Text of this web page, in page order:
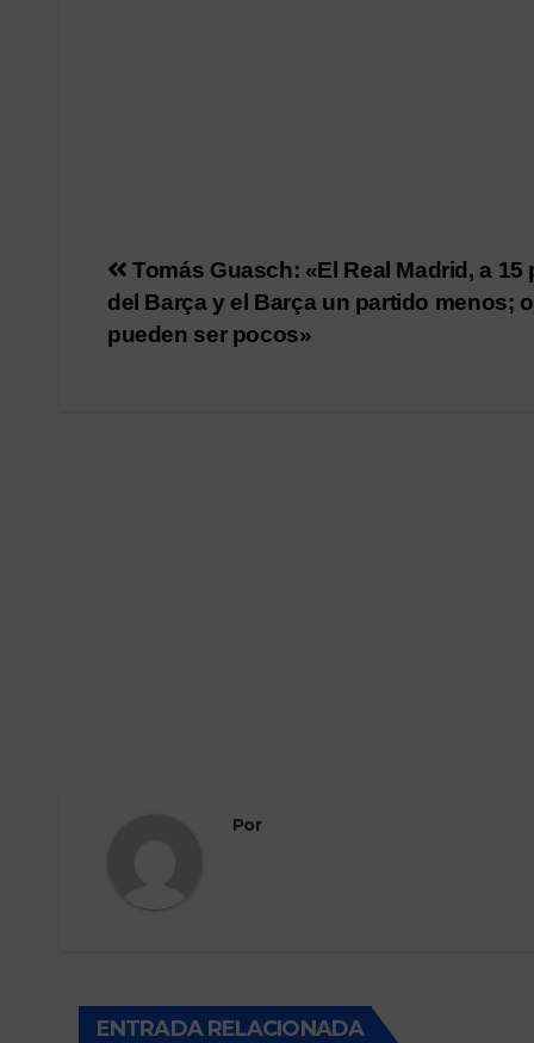
Navegación
de
Tomás Guasch: «El Real Madrid, a 15
del Barça y el Barça un partido menos;
pueden ser pocos»
Por
ENTRADA RELACIONADA